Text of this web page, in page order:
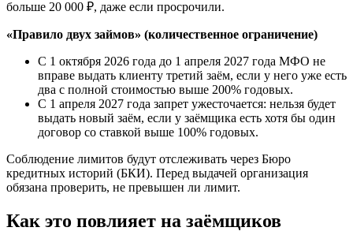
больше 20 000 ₽, даже если просрочили.
«Правило двух займов» (количественное ограничение)
С 1 октября 2026 года до 1 апреля 2027 года МФО не
вправе выдать клиенту третий заём, если у него уже есть
два с полной стоимостью выше 200% годовых.
С 1 апреля 2027 года запрет ужесточается: нельзя будет
выдать новый заём, если у заёмщика есть хотя бы один
договор со ставкой выше 100% годовых.
Соблюдение лимитов будут отслеживать через Бюро
кредитных историй (БКИ). Перед выдачей организация
обязана проверить, не превышен ли лимит.
Как это повлияет на заёмщиков